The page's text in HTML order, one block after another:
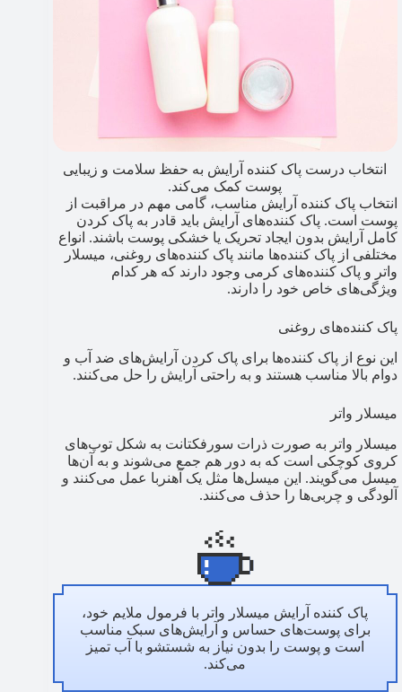
انتخاب درست پاک کننده آرایش به حفظ سلامت و زیبایی
پوست کمک می‌کند.
انتخاب پاک کننده آرایش مناسب، گامی مهم در مراقبت از
پوست است. پاک کننده‌های آرایش باید قادر به پاک کردن
کامل آرایش بدون ایجاد تحریک یا خشکی پوست باشند. انواع
مختلفی از پاک کننده‌ها مانند پاک کننده‌های روغنی، میسلار
واتر و پاک کننده‌های کرمی وجود دارند که هر کدام
ویژگی‌های خاص خود را دارند.
پاک کننده‌های روغنی
این نوع از پاک کننده‌ها برای پاک کردن آرایش‌های ضد آب و
دوام بالا مناسب هستند و به راحتی آرایش را حل می‌کنند.
میسلار واتر
میسلار واتر به صورت ذرات سورفکتانت به شکل توپ‌های
کروی کوچکی است که به دور هم جمع می‌شوند و به آن‌ها
میسل می‌گویند. این میسل‌ها مثل یک آهنربا عمل می‌کنند و
آلودگی و چربی‌ها را حذف می‌کنند.
پاک کننده آرایش میسلار واتر با فرمول ملایم خود،
برای پوست‌های حساس و آرایش‌های سبک مناسب
است و پوست را بدون نیاز به شستشو با آب تمیز
می‌کند.